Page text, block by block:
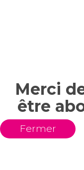
Merci
être
Fermer